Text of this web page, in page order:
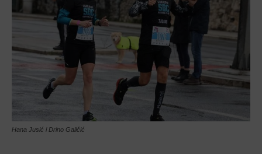
Hana Jusić i Drino Galičić